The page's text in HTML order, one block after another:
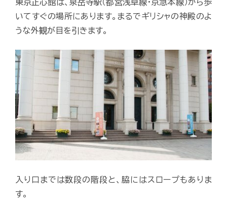
東京正心館は、泉岳寺駅（都営浅草線・京急本線）から歩
いてすぐの場所にあります。まるでギリシャの神殿のよ
うな外観が目を引きます。
入り口までは数段の階段と、脇にはスロープもありま
す。